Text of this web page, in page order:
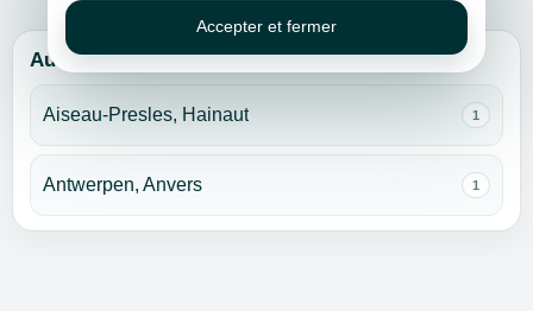
Autres villes pour cette rubrique
Aiseau-Presles, Hainaut 1
Antwerpen, Anvers 1
Accepter et fermer